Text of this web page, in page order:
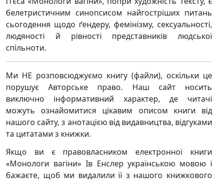
белетристичним синопсисом найгостріших питань
сьогодення щодо ґендеру, фемінізму, сексуальності,
людяності й рівності представників людської
спільноти.
Ми НЕ розповсюджуємо книгу (файли), оскільки це
порушує Авторське право. Наш сайт носить
виключно інформативний характер, де читачі
можуть ознайомитися цікавим описом книги від
нашого сайту, з анотацією від видавництва, відгуками
та цитатами з книжки.
Якщо ви є правовласником електронної книги
«Монологи вагіни» Ів Енслер українською мовою і
бажаєте, щоб ми видалили її з нашого книжкового